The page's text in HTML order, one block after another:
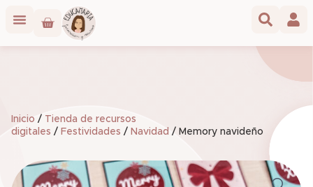
Inicio / Tienda de recursos
digitales / Festividades / Navidad / Memory navideño